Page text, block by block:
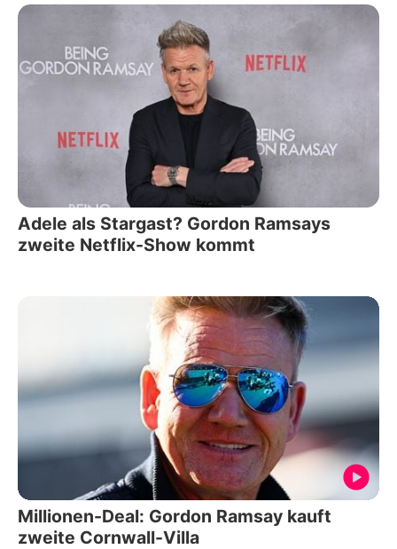
Adele als Stargast? Gordon Ramsays
zweite Netflix-Show kommt
Millionen-Deal: Gordon Ramsay kauft
zweite Cornwall-Villa